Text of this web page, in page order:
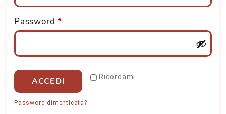
Password*
Ricordami
ACCEDI
Password dimenticata?